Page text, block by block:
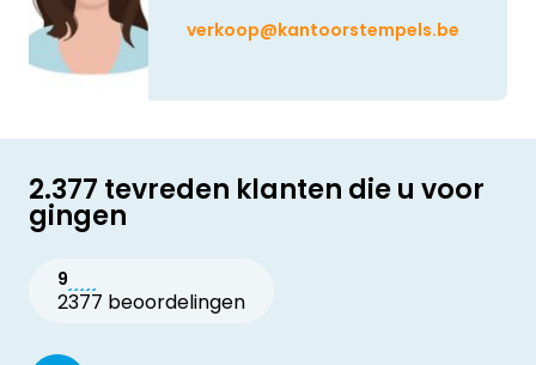
verkoop@kantoorstempels.be
2.377 tevreden klanten die u voor
gingen
9
2377 beoordelingen